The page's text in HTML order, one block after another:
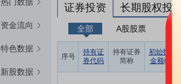
热门数据
资金流向
特色数据
新股数据
证券投资 长期股权投资
全部 A股股票
序号
持有证
券代码
持有证券
简称
初始投资
金额(元)